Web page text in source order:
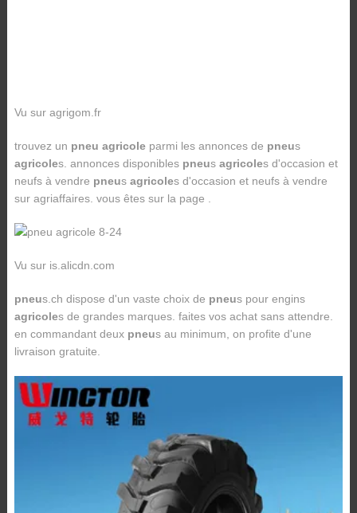
Vu sur agrigom.fr
trouvez un pneu agricoleparmi les annonces de pneus
agricoles. annonces disponibles pneus agricoles d'occasion et
neufs à vendre pneus agricoles d'occasion et neufs à vendre
sur agriaffaires. vous êtes sur la page .
Vu sur is.alicdn.com
pneus.ch dispose d'un vaste choix de pneus pour engins
agricoles de grandes marques. faites vos achat sans attendre.
en commandant deux pneus au minimum, on profite d'une
livraison gratuite.